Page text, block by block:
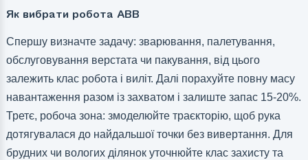
Як вибрати робота ABB
Спершу визначте задачу: зварювання, палетування,
обслуговування верстата чи пакування, від цього
залежить клас робота і виліт. Далі порахуйте повну масу
навантаження разом із захватом і залиште запас 15-20%.
Третє, робоча зона: змоделюйте траєкторію, щоб рука
дотягувалася до найдальшої точки без вивертання. Для
брудних чи вологих ділянок уточнюйте клас захисту та